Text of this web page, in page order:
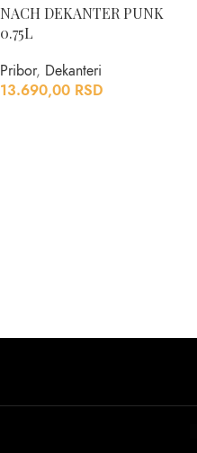
NACH DEKANTER PUNK
0.75L
Pribor, Dekanteri
13.690,00 RSD